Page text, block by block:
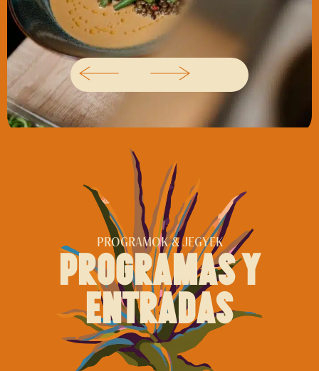
PROGRAMOK & JEGYEK
programas y
entradas